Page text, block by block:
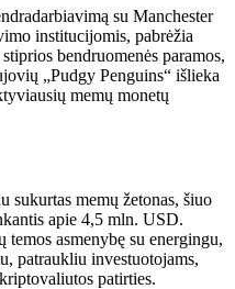
su Manchester
institucijomis, pabrėžia
bendruomenės paramos,
„Pudgy Penguins“ išlieka
memų monetų
sukurtas memų žetonas, šiuo
apie 4,5 mln. USD.
asmenybę su energingu,
patraukliu investuotojams,
patirties.